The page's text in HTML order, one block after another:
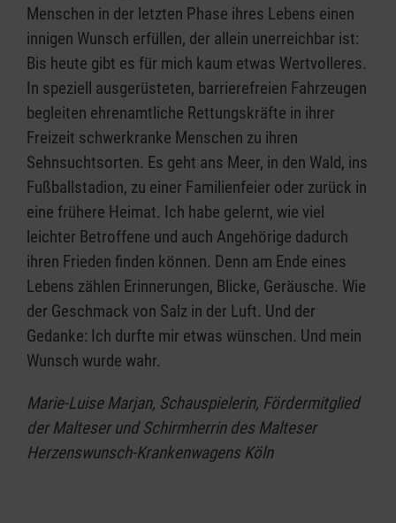
Menschen in der letzten Phase ihres Lebens einen
innigen Wunsch erfüllen, der allein unerreichbar ist:
Bis heute gibt es für mich kaum etwas Wertvolleres.
In speziell ausgerüsteten, barrierefreien Fahrzeugen
begleiten ehrenamtliche Rettungskräfte in ihrer
Freizeit schwerkranke Menschen zu ihren
Sehnsuchtsorten. Es geht ans Meer, in den Wald, ins
Fußballstadion, zu einer Familienfeier oder zurück in
eine frühere Heimat. Ich habe gelernt, wie viel
leichter Betroffene und auch Angehörige dadurch
ihren Frieden finden können. Denn am Ende eines
Lebens zählen Erinnerungen, Blicke, Geräusche. Wie
der Geschmack von Salz in der Luft. Und der
Gedanke: Ich durfte mir etwas wünschen. Und mein
Wunsch wurde wahr.
Marie-Luise Marjan, Schauspielerin, Fördermitglied
der Malteser und Schirmherrin des Malteser
Herzenswunsch-Krankenwagens Köln